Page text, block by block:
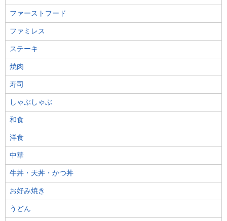
ファーストフード
ファミレス
ステーキ
焼肉
寿司
しゃぶしゃぶ
和食
洋食
中華
牛丼・天丼・かつ丼
お好み焼き
うどん